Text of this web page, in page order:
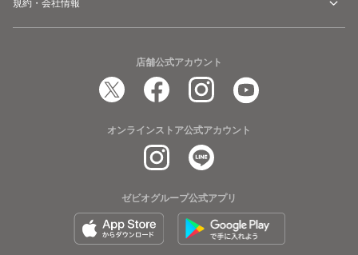
規約・会社情報
店舗公式アカウント
オンラインストア公式アカウント
ゼビオグループ公式アプリ